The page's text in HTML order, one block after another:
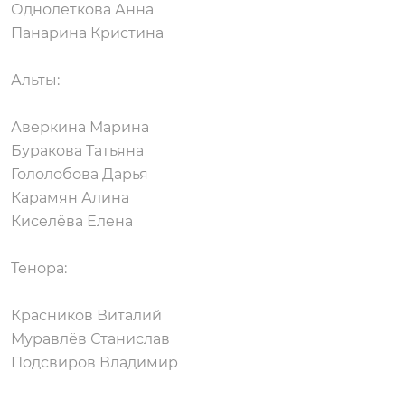
Однолеткова Анна
Панарина Кристина
Альты:
Аверкина Марина
Буракова Татьяна
Гололобова Дарья
Карамян Алина
Киселёва Елена
Тенора:
Красников Виталий
Муравлёв Станислав
Подсвиров Владимир